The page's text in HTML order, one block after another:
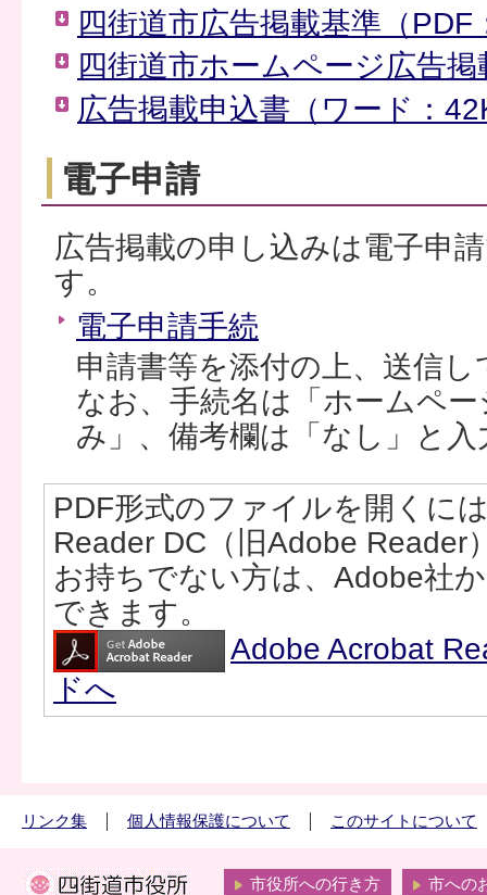
四街道市広告掲載基準（PDF
四街道市ホームページ広告
広告掲載申込書（ワード：
電子申請
広告掲載の申し込みは電子申
す。
電子申請手続
申請書等を添付の上、送信
なお、手続名は「ホームペ
み」、備考欄は「なし」と
PDF形式のファイルを開くに
Reader DC（旧Adobe Reader
お持ちでない方は、Adobe社
できます。
Adobe Acrobat
ドへ
リンク集 個人情報保護について このサイトについて
市役所への行き方 市への